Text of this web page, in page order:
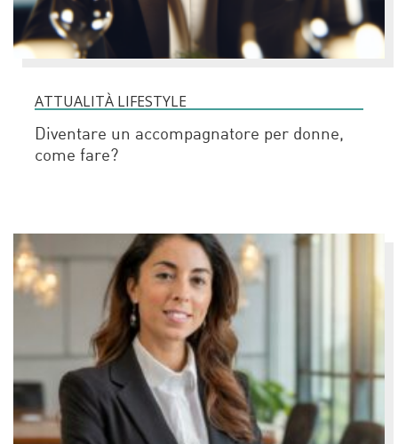
ATTUALITÀ LIFESTYLE
Diventare un accompagnatore per donne,
come fare?